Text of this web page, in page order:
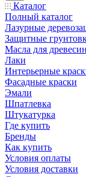
Каталог
Полный каталог
Лазурные
Защитные
Масла для
Лаки
Интерьерные
Фасадные краски
Эмали
Шпатлевка
Штукатурка
Где купить
Бренды
Как купить
Условия оплаты
Условия доставки